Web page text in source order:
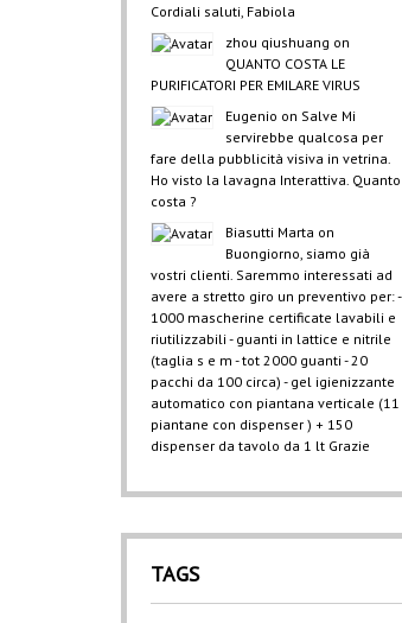
Cordiali saluti, Fabiola
zhou qiushuang on
QUANTO COSTA LE
PURIFICATORI PER EMILARE VIRUS
Eugenio on Salve Mi
servirebbe qualcosa per
fare della pubblicità visiva in vetrina.
Ho visto la lavagna Interattiva. Quanto
costa ?
Biasutti Marta on
Buongiorno, siamo già
vostri clienti. Saremmo interessati ad
avere a stretto giro un preventivo per: -
1000 mascherine certificate lavabili e
riutilizzabili - guanti in lattice e nitrile
(taglia s e m - tot 2000 guanti - 20
pacchi da 100 circa) - gel igienizzante
automatico con piantana verticale (11
piantane con dispenser ) + 150
dispenser da tavolo da 1 lt Grazie
TAGS